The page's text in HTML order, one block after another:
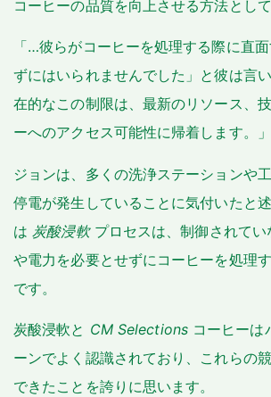
コーヒーの品質を向上させる方法として
「…彼らがコーヒーを処理する際に直
ずにはいられませんでした」と彼は言
在的なこの制限は、最新のリソース、
ーへのアクセス可能性に帰着します。」
ジョンは、多くの洗浄ステーションや
停電が発生していることに気付いたと
は 炭酸浸軟 プロセスは、制御されて
や電力を必要とせずにコーヒーを処理
です。
炭酸浸軟と CM Selections コーヒーは
ーンでよく認識されており、これらの
できたことを誇りに思います。